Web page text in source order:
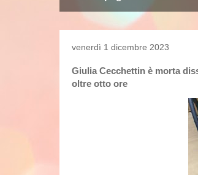
venerdì 1 dicembre 2023
Giulia Cecchettin è morta
oltre otto ore